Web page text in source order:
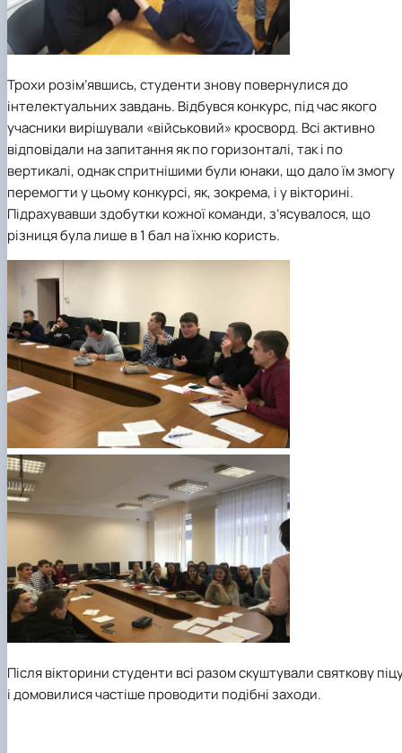
Трохи розім’явшись, студенти знову повернулися до
інтелектуальних завдань. Відбувся конкурс, під час якого
учасники вирішували «військовий» кросворд. Всі активно
відповідали на запитання як по горизонталі, так і по
вертикалі, однак спритнішими були юнаки, що дало їм змогу
перемогти у цьому конкурсі, як, зокрема, і у вікторині.
Підрахувавши здобутки кожної команди, з’ясувалося, що
різниця була лише в 1 бал на їхню користь.
Після вікторини студенти всі разом скуштували святкову
і домовилися частіше проводити подібні заходи.